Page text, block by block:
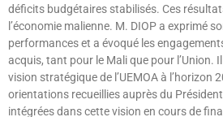
déficits budgétaires stabilisés. Ces
l’économie malienne. M. DIOP a exprimé
performances et a évoqué les
acquis, tant pour le Mali que pour l’Union.
vision stratégique de l’UEMOA à l’horizon
orientations recueillies auprès du
intégrées dans cette vision en cours de